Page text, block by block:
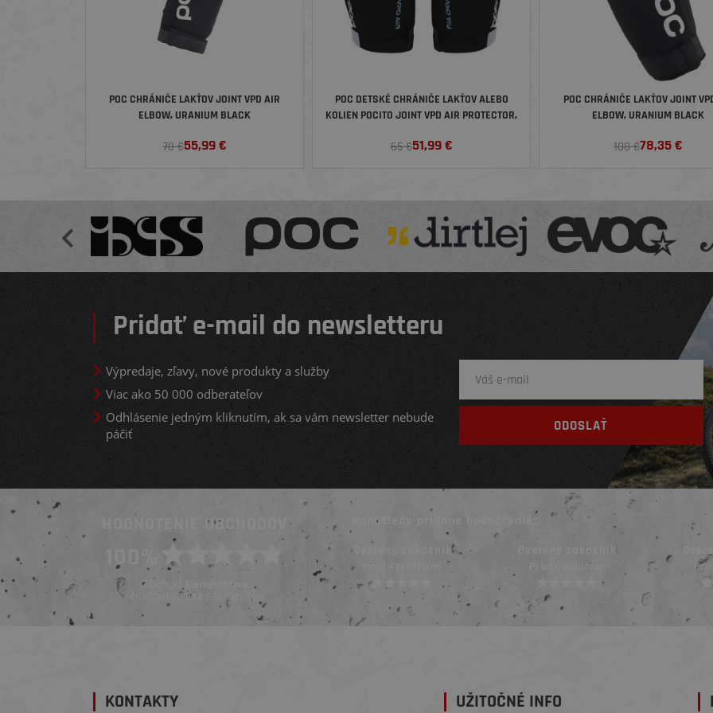
POC CHRÁNIČE LAKŤOV JOINT VPD AIR
ELBOW, URANIUM BLACK
70 €55,99€
POC DETSKÉ CHRÁNIČE LAKŤOV ALEBO
KOLIEN POCITO JOINT VPD AIR PROTECTOR,
65 €51,99€
POC CHRÁNIČE LAKŤOV JOINT
ELBOW, URANIUM BLACK
100 €78,35€
Pridať e-mail do newsletteru
Výpredaje, zľavy, nové produkty a služby
Viac ako 50 000 odberateľov
Odhlásenie jedným kliknutím, ak sa vám newsletter nebude
páčiť
HODNOTENIE OBCHODOV
100%
Obchod ElementStore
ohodnotilo 244 zákazníkov
Naposledy pridané hodnotenie::
Pred 5 dňami Pred 4 týždňami
Overený zákazník Overený zákazník
Pred mesiacom
KONTAKTY UŽITOČNÉ INFO